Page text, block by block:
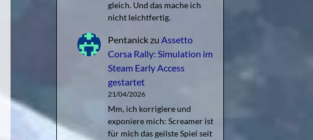
gleich. Und das mache ich
nicht leichtfertig.
Pentanickzu Assetto
Corsa Rally: Simulation im
Steam Early Access
gestartet
21/04/2026
Mm, ich korrigiere und
exponiere mich: Screamer ist
für mich das geilste Spiel seit